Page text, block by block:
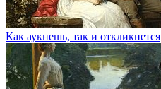
Как аукнешь, так и откликнется